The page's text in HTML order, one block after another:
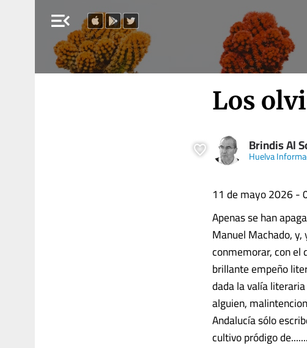
menu_open
Los
Brindis Al
Huelva
11 de mayo 2026 -
Apenas se han
Manuel Machado,
conmemorar, con el
brillante empeño
dada la valía
alguien,
Andalucía sólo
cultivo pródigo